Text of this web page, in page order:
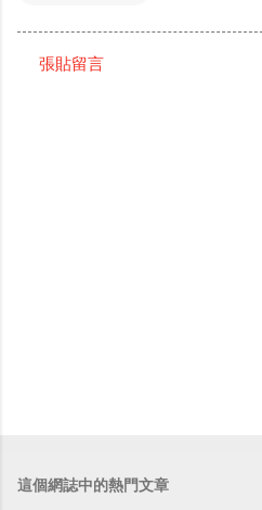
張貼留言
這個網誌中的熱門文章